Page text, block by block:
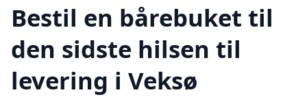
Bestil en bårebuket til
den sidste hilsen til
levering i Veksø